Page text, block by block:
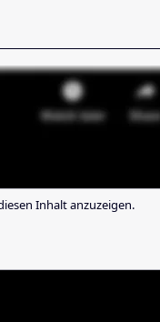
Inhalt anzuzeigen.